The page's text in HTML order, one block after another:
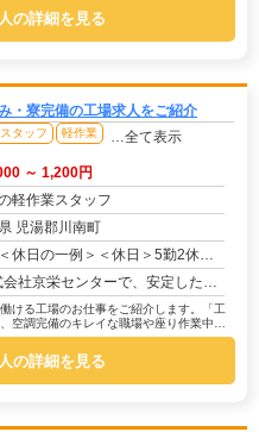
の詳細を見る
・寮完備の工場求人をご紹介
タッフ 軽作業 …全て表示
～ 1,200円
軽作業スタッフ
児湯郡川南町
＜休日の一例＞＜休日＞5勤2休（工場カレンダーによる）★ＧＷ・夏季・年末年始休暇あり★有給休暇あり※配属先により休...
ンターで、安定した暮らしを手に入れませんか？☆家具付き寮がすぐに利用可能！→ 敷金・礼金・鍵交換代も...
ける工場のお仕事をご紹介します。「工
調完備のキレイな職場や座り作業中心
の詳細を見る